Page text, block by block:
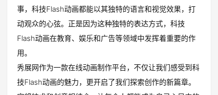
事，科技Flash动画都能以其独特的语言和视觉效果，打
动观众的心弦。正是因为这种独特的表达方式，科技
Flash动画在教育、娱乐和广告等领域中发挥着重要的作
用。
秀展网作为一款在线动画制作平台，不仅让我们感受到科
技Flash动画的魅力，更开启了我们探索创作的新篇章。